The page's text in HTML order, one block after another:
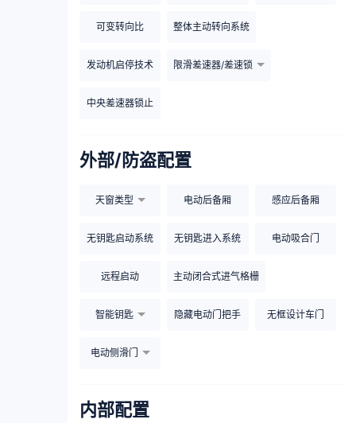
可变转向比 整体主动转向系统
发动机启停技术 限滑差速器/差速锁
中央差速器锁止
外部/防盗配置
天窗类型 电动后备厢 感应后备厢
无钥匙启动系统 无钥匙进入系统 电动吸合门
远程启动 主动闭合式进气格栅
智能钥匙 隐藏电动门把手 无框设计车门
电动侧滑门
内部配置